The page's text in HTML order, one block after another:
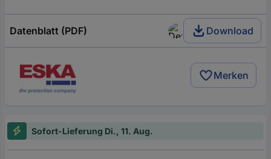
Datenblatt (PDF) Download
Merken
Sofort-Lieferung Di., 11. Aug.